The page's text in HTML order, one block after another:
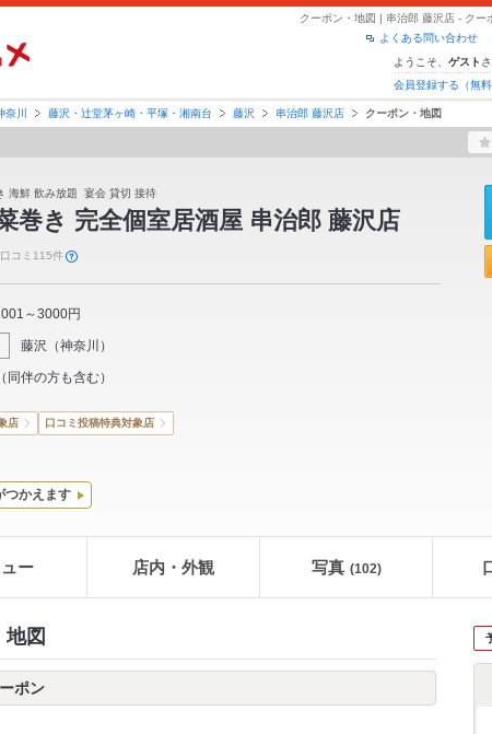
クーポン・地図 | 串治郎 藤沢店 - クー
よくある問い合わせ
ようこそ、 ゲスト さ
会員登録する（無料
奈川 藤沢・辻堂茅ヶ崎・平塚・湘南台 藤沢 串治郎 藤沢店 クーポン・地図
海鮮 飲み放題 宴会 貸切 接待
巻き 完全個室居酒屋 串治郎 藤沢店
口コミ115件
～3000円
藤沢 （神奈川 ）
伴の方も含む）
店 口コミ投稿特典対象店
つかえます
ー 店内・外観 写真 (102)
図
ポン